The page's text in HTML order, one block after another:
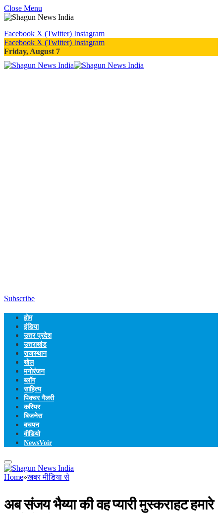
Close Menu
Facebook X (Twitter) Instagram
Facebook X (Twitter) Instagram
Friday, August 7
Subscribe
होम
इंडिया
उत्तर प्रदेश
उत्तराखंड
राजस्थान
खेल
मनोरंजन
ब्लॉग
साहित्य
पिक्चर गैलरी
करियर
बिजनेस
बचपन
वीडियो
NewsVoir
Home»खबर मीडिया से
अब संजय भैय्या की वह प्यारी मुस्कराहट हमारे